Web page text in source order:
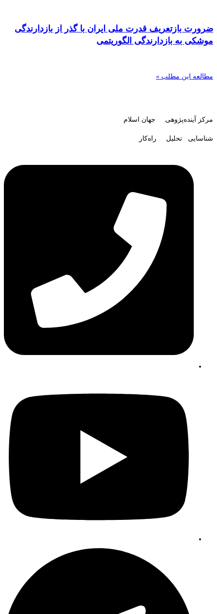
ضرورت بازتعریف قدرت ملی ایران با گذر از بازدارندگی
موشکی به بازدارندگی الگوریتمی
مطالعه این مطلب »
مرکز آینده‌پژوهی جهان اسلام
شناسایی تحلیل راه‌کار